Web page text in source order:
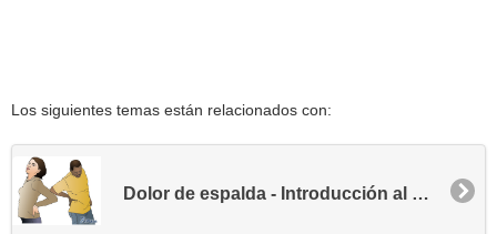
Los siguientes temas están relacionados con:
Dolor de espalda - Introducción al manejo del dolor